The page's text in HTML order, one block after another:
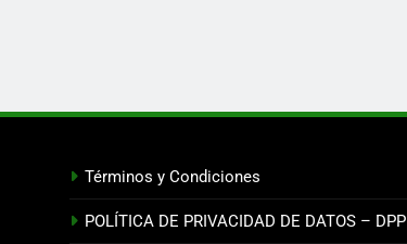
Términos y Condiciones
POLÍTICA DE PRIVACIDAD DE DATOS – DPP